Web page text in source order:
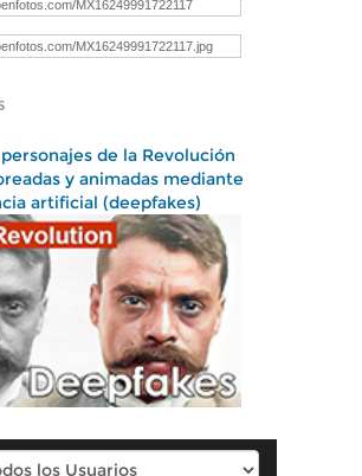
de la Revolución
y animadas mediante
artificial (deepfakes)